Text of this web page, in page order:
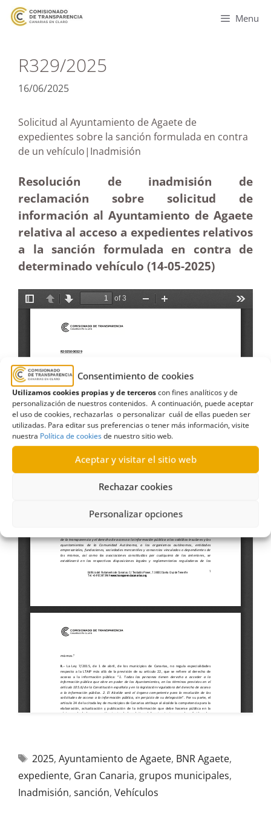
Consentimiento de cookies
Utilizamos cookies propias y de terceroscon fines analíticos y de
personalización de nuestros contenidos. A continuación, puede aceptar
el uso de cookies, rechazarlas o personalizar cuál de ellas pueden ser
utilizadas. Para editar sus preferencias o tener más información, visite
nuestra Política de cookiesde nuestro sitio web.
Aceptar y visitar el sitio web
Rechazar cookies
Personalizar opciones
Menu
R329/2025
16/06/2025
Solicitud al Ayuntamiento de Agaete de
expedientes sobre la sanción formulada en contra
de un vehículo|Inadmisión
Resolución de inadmisión de
reclamación sobre solicitud de
información al Ayuntamiento de Agaete
relativa al acceso a expedientes relativos
a la sanción formulada en contra de
determinado vehículo (14-05-2025)
2025, Ayuntamiento de Agaete, BNR Agaete,
expediente, Gran Canaria, grupos municipales,
Inadmisión, sanción, Vehículos